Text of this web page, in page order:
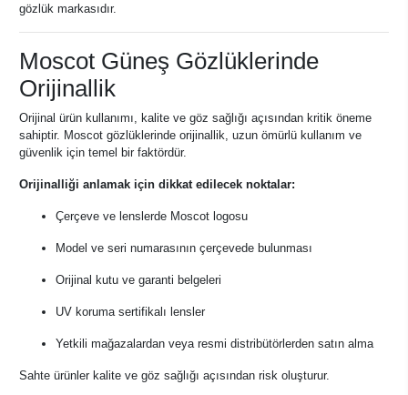
gözlük markasıdır.
Moscot Güneş Gözlüklerinde
Orijinallik
Orijinal ürün kullanımı, kalite ve göz sağlığı açısından kritik öneme
sahiptir. Moscot gözlüklerinde orijinallik, uzun ömürlü kullanım ve
güvenlik için temel bir faktördür.
Orijinalliği anlamak için dikkat edilecek noktalar:
Çerçeve ve lenslerde Moscot logosu
Model ve seri numarasının çerçevede bulunması
Orijinal kutu ve garanti belgeleri
UV koruma sertifikalı lensler
Yetkili mağazalardan veya resmi distribütörlerden satın alma
Sahte ürünler kalite ve göz sağlığı açısından risk oluşturur.